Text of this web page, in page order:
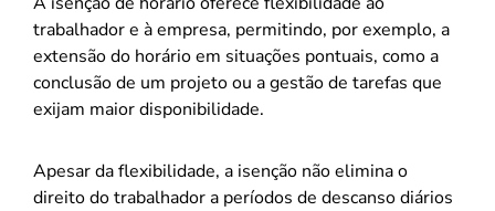
trabalhador e à empresa, permitindo, por exemplo, a
extensão do horário em situações pontuais, como a
conclusão de um projeto ou a gestão de tarefas que
exijam maior disponibilidade.
Apesar da flexibilidade, a isenção não elimina o
direito do trabalhador a períodos de descanso diários